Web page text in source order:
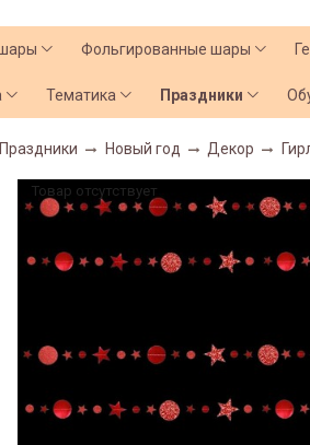
Фольгированные шары
Тематика Праздники
Праздники Новый год Декор
Товар отсутствует